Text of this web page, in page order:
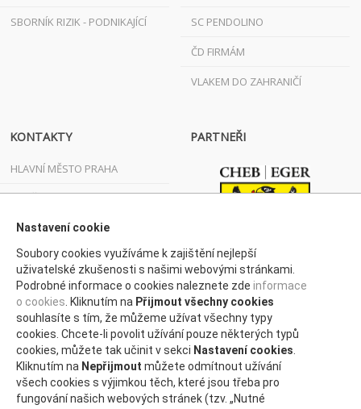
SBORNÍK RIZIK - PODNIKAJÍCÍ SC PENDOLINO
ČD FIRMÁM
VLAKEM DO ZAHRANIČÍ
KONTAKTY
HLAVNÍ MĚSTO PRAHA
JIHOČESKÝ KRAJ
JIHOMORAVSKÝ KRAJ
KARLOVARSKÝ KRAJ
KRAJ VYSOČINA
KRÁLOVÉHRADECKÝ KRAJ
LIBERECKÝ KRAJ
MORAVSKOSLEZSKÝ KRAJ
PARTNEŘI
Nastavení cookie
Soubory cookies využíváme k zajištění nejlepší
uživatelské zkušenosti s našimi webovými stránkami.
Podrobné informace o cookies naleznete zde informace
o cookies . Kliknutím na Přijmout všechny cookies
souhlasíte s tím, že můžeme užívat všechny typy
cookies. Chcete-li povolit užívání pouze některých typů
cookies, můžete tak učinit v sekci Nastavení cookies
Kliknutím na Nepřijmout můžete odmítnout užívání
všech cookies s výjimkou těch, které jsou třeba pro
fungování našich webových stránek (tzv. „Nutné